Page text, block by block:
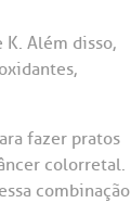
K. Além disso,
fazer pratos
colorretal.
combinação